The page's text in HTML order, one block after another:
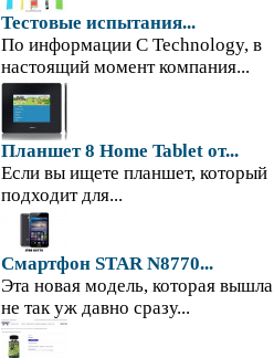
Тестовые испытания...
По информации С Technology, в
настоящий момент компания...
Планшет 8 Home Tablet от...
Если вы ищете планшет, который
подходит для...
Смартфон STAR N8770...
Эта новая модель, которая вышла
не так уж давно сразу...